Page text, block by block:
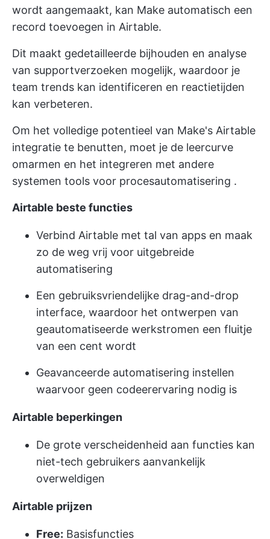
wordt aangemaakt, kan Make automatisch een
record toevoegen in Airtable.
Dit maakt gedetailleerde bijhouden en analyse
van supportverzoeken mogelijk, waardoor je
team trends kan identificeren en reactietijden
kan verbeteren.
Om het volledige potentieel van Make's Airtable
integratie te benutten, moet je de leercurve
omarmen en het integreren met andere
systemen tools voor procesautomatisering .
Airtable beste functies
Verbind Airtable met tal van apps en maak
zo de weg vrij voor uitgebreide
automatisering
Een gebruiksvriendelijke drag-and-drop
interface, waardoor het ontwerpen van
geautomatiseerde werkstromen een fluitje
van een cent wordt
Geavanceerde automatisering instellen
waarvoor geen codeerervaring nodig is
Airtable beperkingen
De grote verscheidenheid aan functies kan
niet-tech gebruikers aanvankelijk
overweldigen
Airtable prijzen
Free: Basisfuncties